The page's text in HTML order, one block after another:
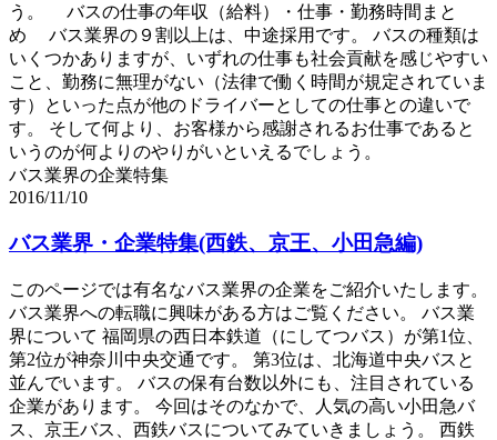
う。 バスの仕事の年収（給料）・仕事・勤務時間まと
め バス業界の９割以上は、中途採用です。 バスの種類は
いくつかありますが、いずれの仕事も社会貢献を感じやすい
こと、勤務に無理がない（法律で働く時間が規定されていま
す）といった点が他のドライバーとしての仕事との違いで
す。 そして何より、お客様から感謝されるお仕事であると
いうのが何よりのやりがいといえるでしょう。
バス業界の企業特集
2016/11/10
バス業界・企業特集(西鉄、京王、小田急編)
このページでは有名なバス業界の企業をご紹介いたします。
バス業界への転職に興味がある方はご覧ください。 バス業
界について 福岡県の西日本鉄道（にしてつバス）が第1位、
第2位が神奈川中央交通です。 第3位は、北海道中央バスと
並んでいます。 バスの保有台数以外にも、注目されている
企業があります。 今回はそのなかで、人気の高い小田急バ
ス、京王バス、西鉄バスについてみていきましょう。 西鉄